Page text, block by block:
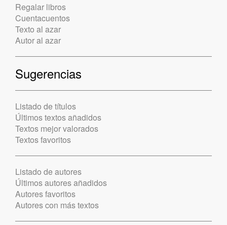
Regalar libros
Cuentacuentos
Texto al azar
Autor al azar
Sugerencias
Listado de títulos
Últimos textos añadidos
Textos mejor valorados
Textos favoritos
Listado de autores
Últimos autores añadidos
Autores favoritos
Autores con más textos